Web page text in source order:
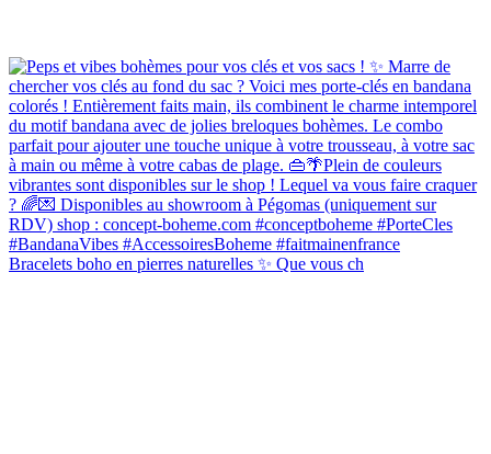
Bracelets boho en pierres naturelles ✨ Que vous ch